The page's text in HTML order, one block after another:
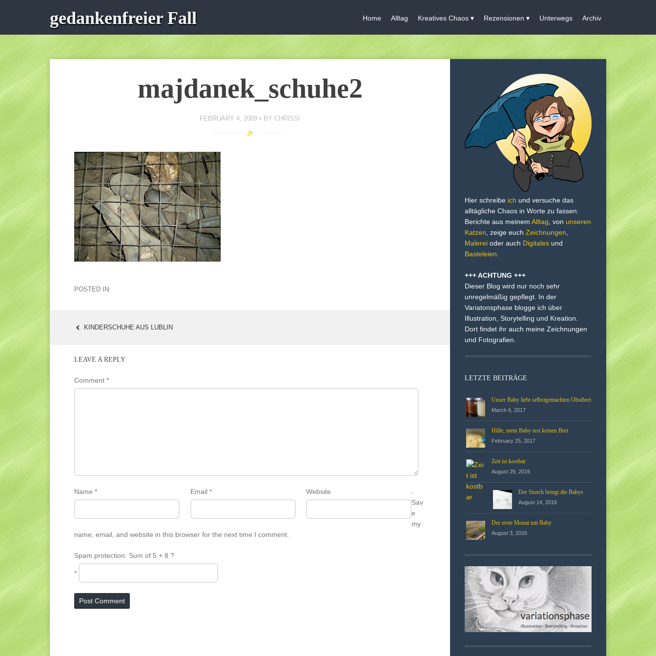
gedankenfreier Fall Home Alltag Kreatives Chaos Rezensionen Unterwegs Archiv
majdanek_schuhe2
FEBRUARY 4, 2009 BY CHRISSI
POSTED IN:
POST
KINDERSCHUHE AUS LUBLIN
LEAVE A REPLY
Comment *
Name * Email *
Website
Sav
e
my
name, email, and website in this browser for the next time I comment.
Spam protection: Sum of 5 + 8 ?
*
Hier schreibe ich und versuche das
alltägliche Chaos in Worte zu fassen.
Berichte aus meinem Alltag , von unseren
Katzen , zeige euch Zeichnungen
Malerei oder auch Digitales und
Basteleien
+++ ACHTUNG +++
Dieser Blog wird nur noch sehr
unregelmäßig gepflegt. In der
Variatonsphase blogge ich über
Illustration, Storytelling und Kreation.
Dort findet ihr auch meine Zeichnungen
und Fotografien.
LETZTE BEITRÄGE
Unser Baby liebt selbstgemachten Obstbrei
March 6, 2017
Hilfe, mein Baby isst keinen Brei
February 25, 2017
Zeit ist kostbar
August 29, 2016
Der Storch bringt die Babys
August 14, 2016
Der erste Monat mit Baby
August 3, 2016